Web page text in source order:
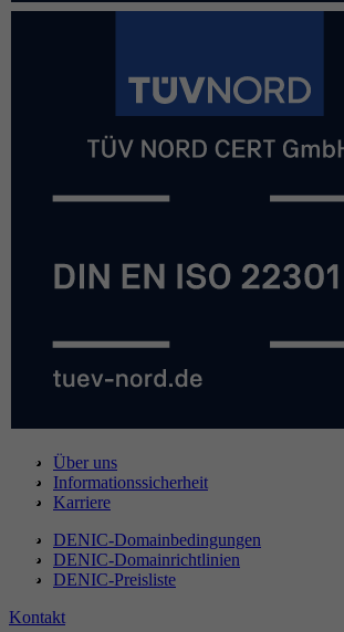
Über uns
Informationssicherheit
Karriere
DENIC-Domainbedingungen
DENIC-Domainrichtlinien
DENIC-Preisliste
Kontakt